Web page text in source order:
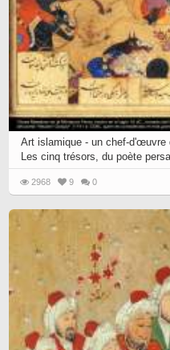
Art islamique - un chef-d'œuvre
Les cinq trésors, du poète
2968 9 0